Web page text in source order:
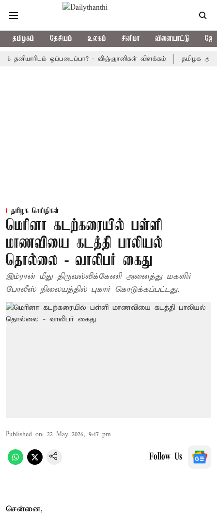
தமிழகம் தேசியம் உலகம் சினிமா விளையாட்டு
ஒப்படைப்பா? - விஞ்ஞானிகள் விளக்கம் தமிழக அரசு
தமிழக செய்திகள்
மெரினா கடற்கரையில் பள்ளி
மாணவியை கடத்தி பாலியல்
தொல்லை - வாலிபர் கைது
இம்ரான் மீது திருவல்லிக்கேணி அனைத்து மகளிர்
போலீஸ் நிலையத்தில் புகார் கொடுக்கப்பட்டது.
Published on: 22 May 2026, 9:47 pm
Follow Us
சென்னை,